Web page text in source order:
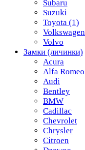
Subaru
Suzuki
Toyota (1)
Volkswagen
Volvo
Замки (личинки)
Acura
Alfa Romeo
Audi
Bentley
BMW
Cadillac
Chevrolet
Chrysler
Citroen